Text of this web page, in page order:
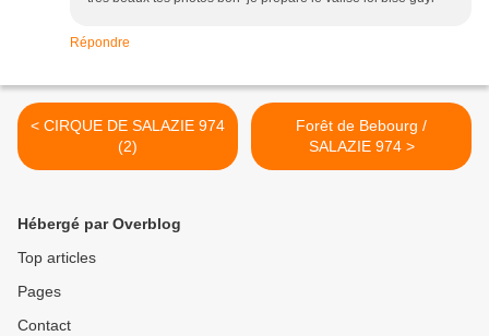
Répondre
< CIRQUE DE SALAZIE 974
(2)
Forêt de Bebourg /
SALAZIE 974 >
Hébergé par Overblog
Top articles
Pages
Contact